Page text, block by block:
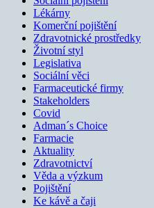
Lékárny
Komerční pojištění
Zdravotnické prostředky
Životní styl
Legislativa
Sociální věci
Farmaceutické firmy
Stakeholders
Covid
Adman´s Choice
Farmacie
Aktuality
Zdravotnictví
Věda a výzkum
Pojištění
Ke kávě a čaji